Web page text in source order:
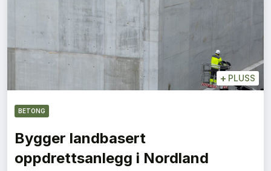
+ PLUSS
BETONG
Bygger landbasert
oppdrettsanlegg i Nordland